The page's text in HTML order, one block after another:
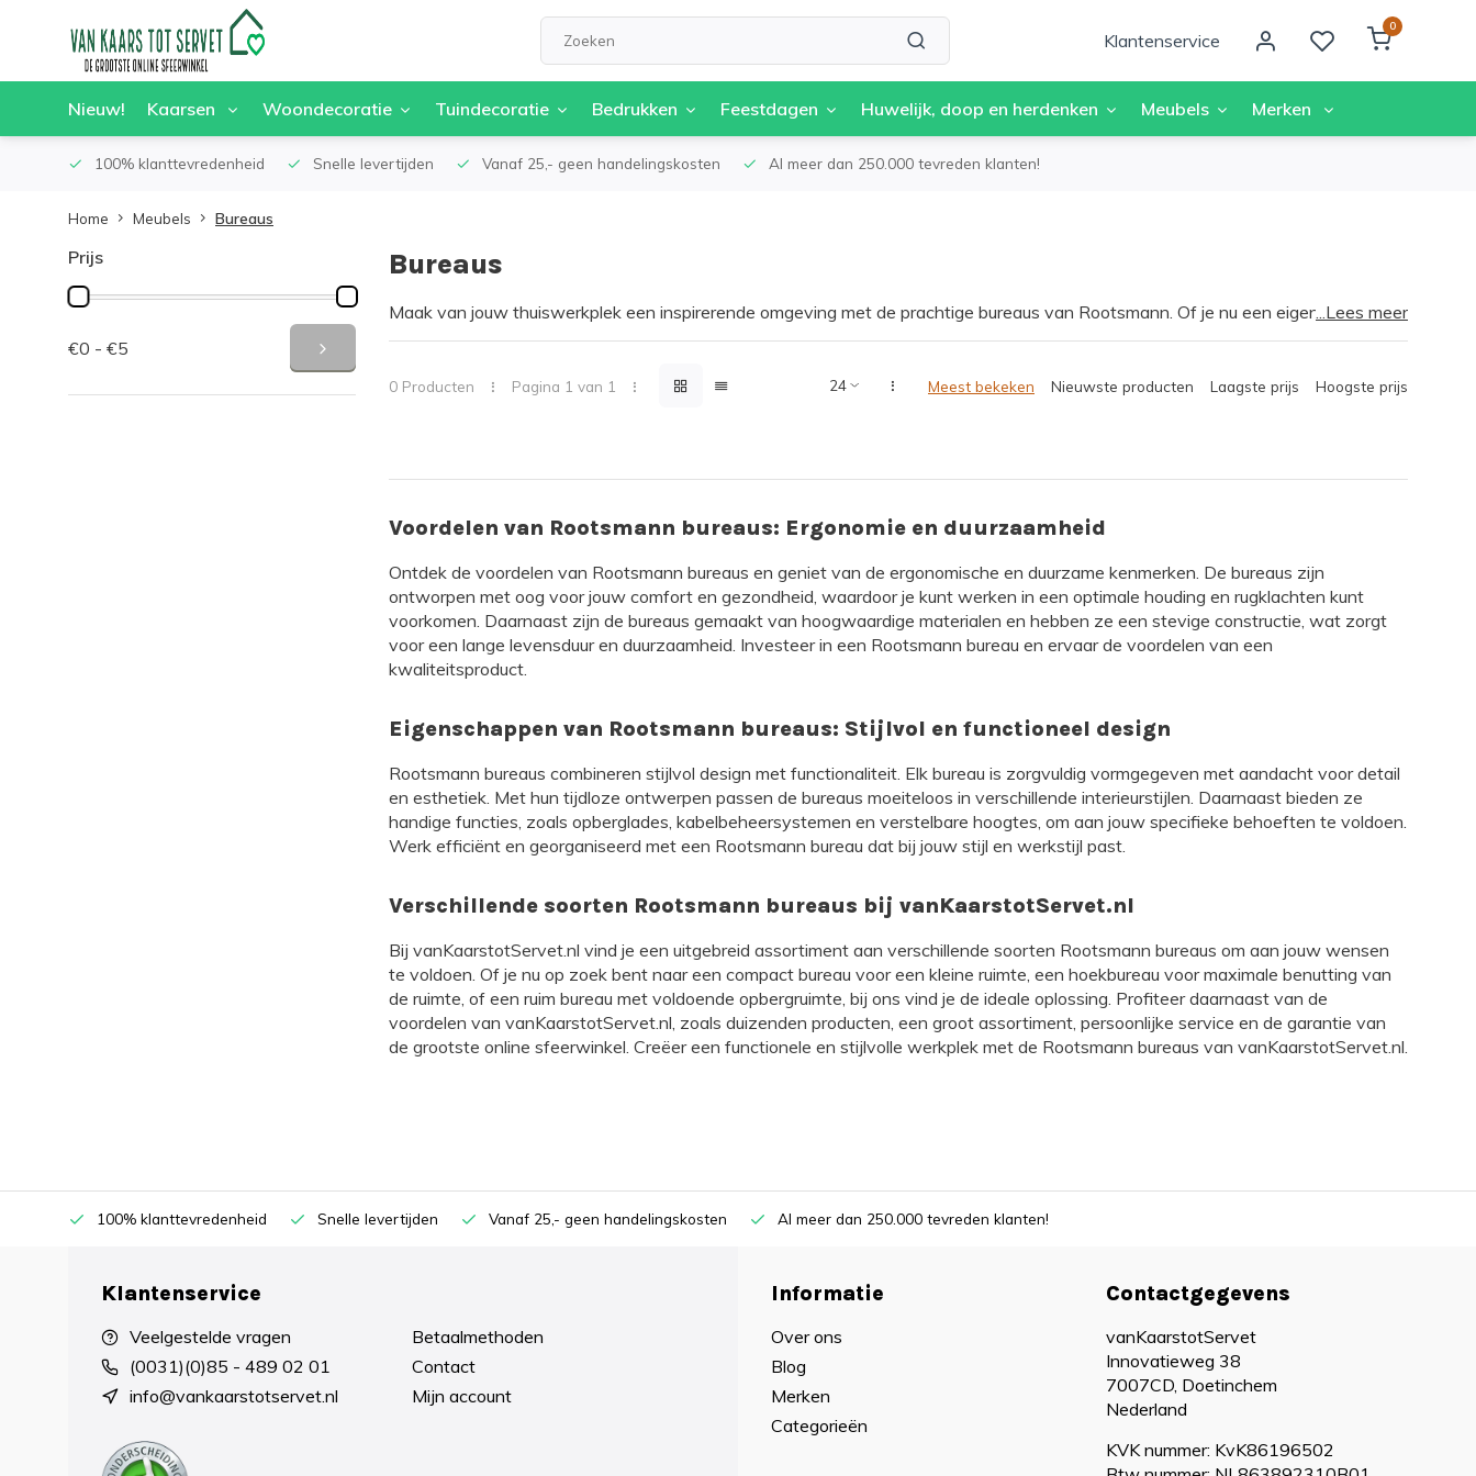
Klantenservice
0
Nieuw! Kaarsen Woondecoratie Tuindecoratie Bedrukken Feestdagen Huwelijk, doop en herdenken Meubels Merken
100% klanttevredenheid Snelle levertijden Vanaf 25,- geen handelingskosten Al meer dan 250.000 tevreden klanten!
Home Meubels Bureaus
Prijs
€0 - €5
Bureaus
Maak van jouw thuiswerkplek een inspirerende omgeving met de prachtige bureaus van Rootsmann. Of je nu een eigen
kantoorruimte hebt of een hoekje in de woonkamer wilt inrichten, de Rootsmann bureaus bieden de perfecte oplossing voor een
ontwerp. Met Rootsmann bureaus wordt werken een plezierige en productieve ervaring.
...Lees meer
0 Producten Pagina 1 van 1 Meest bekeken Nieuwste producten Laagste prijs Hoogste prijs
Voordelen van Rootsmann bureaus: Ergonomie en duurzaamheid
Ontdek de voordelen van Rootsmann bureaus en geniet van de ergonomische en duurzame kenmerken. De bureaus zijn
ontworpen met oog voor jouw comfort en gezondheid, waardoor je kunt werken in een optimale houding en rugklachten kunt
voorkomen. Daarnaast zijn de bureaus gemaakt van hoogwaardige materialen en hebben ze een stevige constructie, wat zorgt
voor een lange levensduur en duurzaamheid. Investeer in een Rootsmann bureau en ervaar de voordelen van een
kwaliteitsproduct.
Eigenschappen van Rootsmann bureaus: Stijlvol en functioneel design
Rootsmann bureaus combineren stijlvol design met functionaliteit. Elk bureau is zorgvuldig vormgegeven met aandacht voor detail
en esthetiek. Met hun tijdloze ontwerpen passen de bureaus moeiteloos in verschillende interieurstijlen. Daarnaast bieden ze
handige functies, zoals opberglades, kabelbeheersystemen en verstelbare hoogtes, om aan jouw specifieke behoeften te voldoen.
Werk efficiënt en georganiseerd met een Rootsmann bureau dat bij jouw stijl en werkstijl past.
Verschillende soorten Rootsmann bureaus bij vanKaarstotServet.nl
Bij vanKaarstotServet.nl vind je een uitgebreid assortiment aan verschillende soorten Rootsmann bureaus om aan jouw wensen
te voldoen. Of je nu op zoek bent naar een compact bureau voor een kleine ruimte, een hoekbureau voor maximale benutting van
de ruimte, of een ruim bureau met voldoende opbergruimte, bij ons vind je de ideale oplossing. Profiteer daarnaast van de
voordelen van vanKaarstotServet.nl, zoals duizenden producten, een groot assortiment, persoonlijke service en de garantie van
de grootste online sfeerwinkel. Creëer een functionele en stijlvolle werkplek met de Rootsmann bureaus van vanKaarstotServet.nl.
100% klanttevredenheid Snelle levertijden Vanaf 25,- geen handelingskosten Al meer dan 250.000 tevreden klanten!
Klantenservice
Veelgestelde vragen
(0031)(0)85 - 489 02 01
info@vankaarstotservet.nl
Betaalmethoden
Contact
Mijn account
Informatie
Over ons
Blog
Merken
Categorieën
Contactgegevens
vanKaarstotServet
Innovatieweg 38
7007CD, Doetinchem
Nederland
KVK nummer: KvK86196502